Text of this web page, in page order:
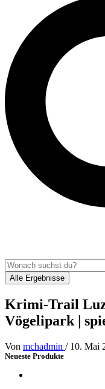
Alle Ergebnisse
Krimi-Trail
Vögelipark |
Von mchadmin / 10. Mai
Neueste Produkte